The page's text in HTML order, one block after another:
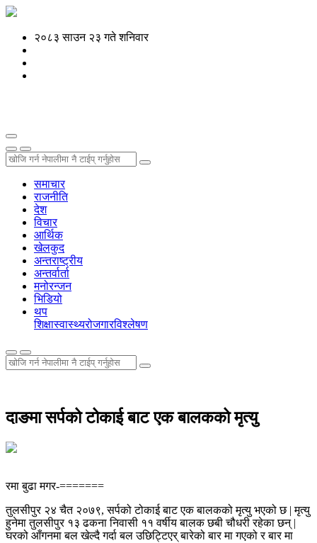
२०८३ साउन २३ गते शनिवार
समाचार
राजनीति
देश
विचार
आर्थिक
खेलकुद
अन्तराष्ट्रीय
अन्तर्वार्ता
मनोरन्जन
भिडियो
थप
शिक्षास्वास्थ्यरोजगारविश्लेषण
दाङमा सर्पको टोकाई बाट एक बालकको मृत्यु
रमा बुढा मगर-=======
तुलसीपुर २४ चैत २०७९, सर्पको टोकाई बाट एक बालकको मृत्यु भएको छ | मृत्यु
हुनेमा तुलसीपुर १३ ढकना निवासी ११ वर्षीय बालक छबी चौधरी रहेका छन् |
घरको आँगनमा बल खेल्दै गर्दा बल उछिट्टिएर् बारेको बार मा गएको र बार मा